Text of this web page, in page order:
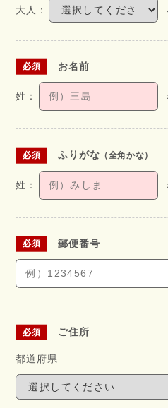
お名前
ふりがな （全角かな）
郵便番号
ご住所
都道府県